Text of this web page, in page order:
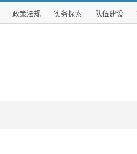
政策法规 实务探索 队伍建设